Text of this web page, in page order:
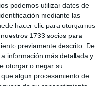
podemos utilizar datos de
mediante las
hacer clic para otorgarnos
1733 socios para
previamente descrito. De
información más detallada y
otorgar o negar su
algún procesamiento de
Civil tienen que analizar
contra el tráfico
. En los once registros
(hubo más en Algeciras
135.000 euros, coches,
documentos que